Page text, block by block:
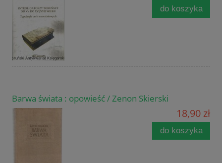
do koszyka
Barwa świata : opowieść / Zenon Skierski
18,90 zł
do koszyka